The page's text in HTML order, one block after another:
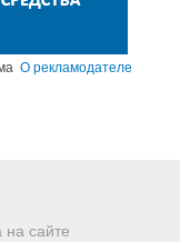
О рекламодателе
сайте